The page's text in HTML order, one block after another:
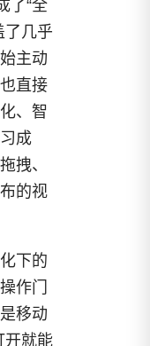
了“全
了几乎
主动
直接
、智
成
拽、
的视
下的
作门
移动
开就能